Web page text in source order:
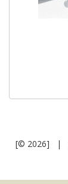
[© 2026] |